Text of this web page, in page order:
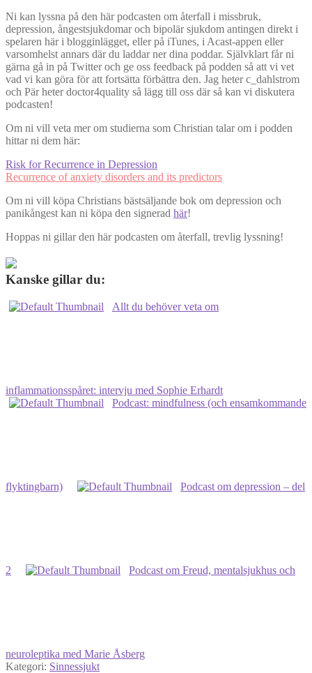
Ni kan lyssna på den här podcasten om återfall i missbruk,
depression, ångestsjukdomar och bipolär sjukdom antingen direkt i
spelaren här i blogginlägget, eller på iTunes, i Acast-appen eller
varsomhelst annars där du laddar ner dina poddar. Självklart får ni
gärna gå in på Twitter och ge oss feedback på podden så att vi vet
vad vi kan göra för att fortsätta förbättra den. Jag heter c_dahlstrom
och Pär heter doctor4quality så lägg till oss där så kan vi diskutera
podcasten!
Om ni vill veta mer om studierna som Christian talar om i podden
hittar ni dem här:
Risk for Recurrence in Depression
Recurrence of anxiety disorders and its predictors
Om ni vill köpa Christians bästsäljande bok om depression och
panikångest kan ni köpa den signerad här!
Hoppas ni gillar den här podcasten om återfall, trevlig lyssning!
Kanske gillar du:
Allt du behöver veta om
inflammationsspåret: intervju med Sophie Erhardt
Podcast: mindfulness (och ensamkommande
flyktingbarn) Podcast om depression – del
2 Podcast om Freud, mentalsjukhus och
neuroleptika med Marie Åsberg
Kategori: Sinnessjukt